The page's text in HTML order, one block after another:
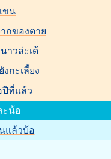
ขน
กของตาย
าวล่ะเด้
กะเลี้ยง
ปีที่แล้ว
ะน้อ
แล้วบ้อ